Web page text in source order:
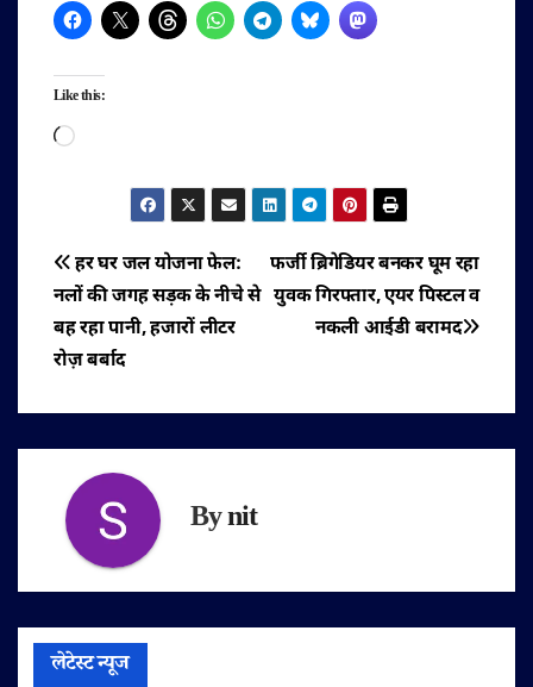
Like this:
Loading…
पोस्ट
नेविगेशन
फर्जी ब्रिगेडियर बनकर घूम रहा
युवक गिरफ्तार, एयर पिस्टल व
नकली आईडी बरामद
हर घर जल योजना फेल:
नलों की जगह सड़क के नीचे से
बह रहा पानी, हजारों लीटर
रोज़ बर्बाद
Bynit
लेटेस्ट न्यूज